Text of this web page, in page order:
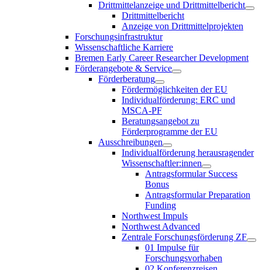
Drittmittelanzeige und Drittmittelbericht
Drittmittelbericht
Anzeige von Drittmittelprojekten
Forschungsinfrastruktur
Wissenschaftliche Karriere
Bremen Early Career Researcher Development
Förderangebote & Service
Förderberatung
Fördermöglichkeiten der EU
Individualförderung: ERC und
MSCA-PF
Beratungsangebot zu
Förderprogramme der EU
Ausschreibungen
Individualförderung herausragender
Wissenschaftler:innen
Antragsformular Success
Bonus
Antragsformular Preparation
Funding
Northwest Impuls
Northwest Advanced
Zentrale Forschungsförderung ZF
01 Impulse für
Forschungsvorhaben